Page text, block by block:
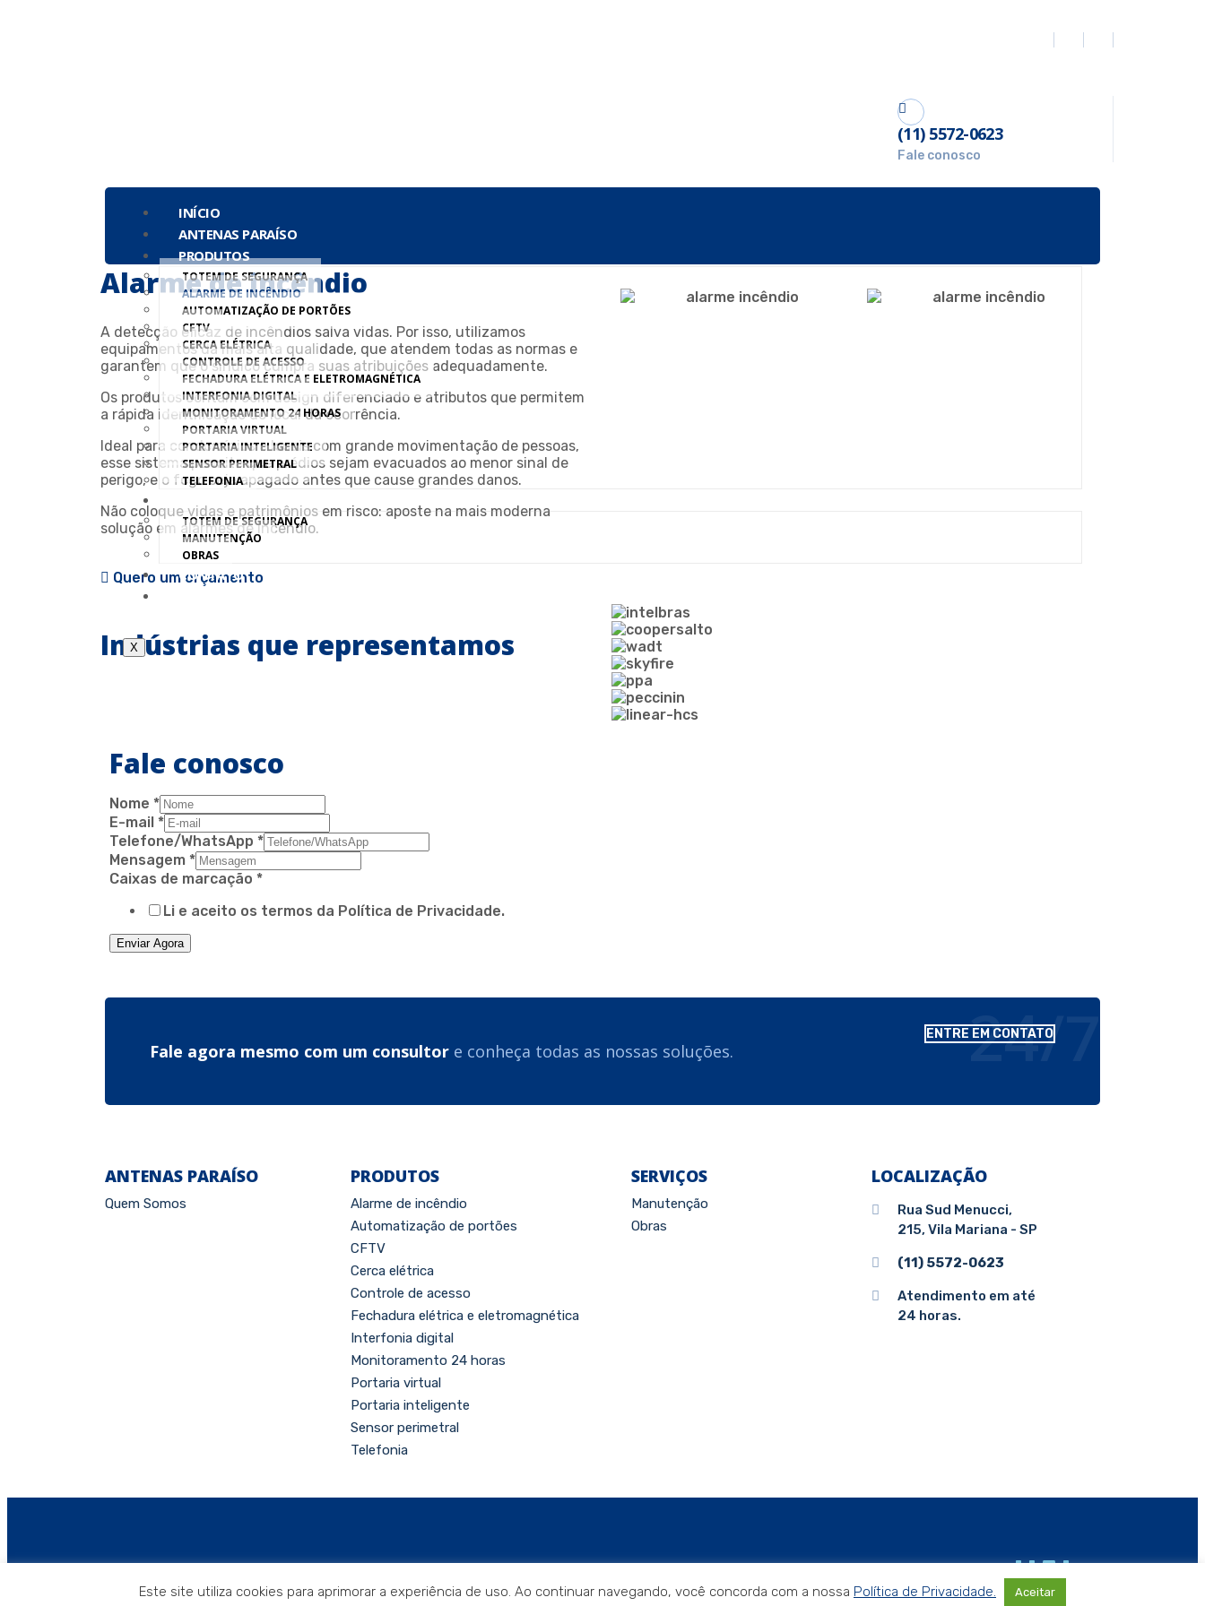
(11) 5572-0623
Fale conosco
INÍCIO
ANTENAS PARAÍSO
PRODUTOS
TOTEM DE SEGURANÇA
ALARME DE INCÊNDIO
AUTOMATIZAÇÃO DE PORTÕES
CFTV
CERCA ELÉTRICA
CONTROLE DE ACESSO
FECHADURA ELÉTRICA E ELETROMAGNÉTICA
INTERFONIA DIGITAL
MONITORAMENTO 24 HORAS
PORTARIA VIRTUAL
PORTARIA INTELIGENTE
SENSOR PERIMETRAL
TELEFONIA
TOTEM DE SEGURANÇA
MANUTENÇÃO
OBRAS
CONTATO
X
Alarme de incêndio
A detecção eficaz de incêndios salva vidas. Por isso, utilizamos
equipamentos da mais alta qualidade, que atendem todas as normas e
garantem que o síndico cumpra suas atribuições adequadamente.
Os produtos contam com design diferenciado e atributos que permitem
a rápida identificação do local da ocorrência.
Ideal para condomínios e locais com grande movimentação de pessoas,
esse sistema permite que prédios sejam evacuados ao menor sinal de
perigo, e o fogo seja apagado antes que cause grandes danos.
Não coloque vidas e patrimônios em risco: aposte na mais moderna
solução em alarmes de incêndio.
Quero um orçamento
Indústrias que representamos
Fale conosco
Nome *
E-mail *
Telefone/WhatsApp *
Mensagem *
Caixas de marcação *
Li e aceito os termos da Política de Privacidade.
Enviar Agora
Fale agora mesmo com um consultor e conheça todas as nossas soluções. 24/7
ENTRE EM CONTATO
ANTENAS PARAÍSO
Quem Somos
PRODUTOS
Alarme de incêndio
Automatização de portões
CFTV
Cerca elétrica
Controle de acesso
Fechadura elétrica e eletromagnética
Interfonia digital
Monitoramento 24 horas
Portaria virtual
Portaria inteligente
Sensor perimetral
Telefonia
SERVIÇOS
Manutenção
Obras
LOCALIZAÇÃO
Rua Sud Menucci,
215, Vila Mariana - SP
(11) 5572-0623
Atendimento em até
24 horas.
Todos os direitos reservados.
Este site utiliza cookies para aprimorar a experiência de uso. Ao continuar navegando, você concorda com a nossa Política de Privacidade. Aceitar